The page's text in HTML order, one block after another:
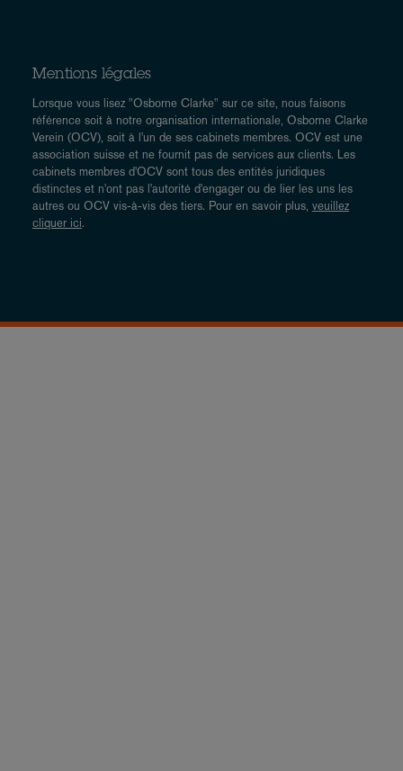
Mentions légales
Lorsque vous lisez "Osborne Clarke" sur ce site, nous faisons
référence soit à notre organisation internationale, Osborne Clarke
Verein (OCV), soit à l'un de ses cabinets membres. OCV est une
association suisse et ne fournit pas de services aux clients. Les
cabinets membres d'OCV sont tous des entités juridiques
distinctes et n'ont pas l'autorité d'engager ou de lier les uns les
autres ou OCV vis-à-vis des tiers. Pour en savoir plus, veuillez
cliquer ici.